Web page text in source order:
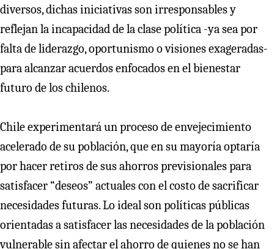
diversos, dichas iniciativas son irresponsables y
reflejan la incapacidad de la clase política -ya sea por
falta de liderazgo, oportunismo o visiones exageradas-
para alcanzar acuerdos enfocados en el bienestar
futuro de los chilenos.
Chile experimentará un proceso de envejecimiento
acelerado de su población, que en su mayoría optaría
por hacer retiros de sus ahorros previsionales para
satisfacer “deseos” actuales con el costo de sacrificar
necesidades futuras. Lo ideal son políticas públicas
orientadas a satisfacer las necesidades de la población
vulnerable sin afectar el ahorro de quienes no se han